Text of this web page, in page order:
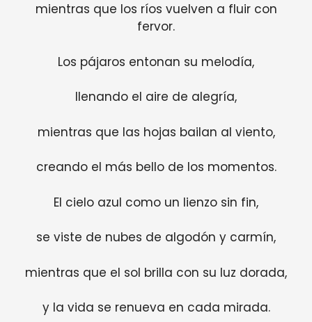
mientras que los ríos vuelven a fluir con
fervor.
Los pájaros entonan su melodía,
llenando el aire de alegría,
mientras que las hojas bailan al viento,
creando el más bello de los momentos.
El cielo azul como un lienzo sin fin,
se viste de nubes de algodón y carmín,
mientras que el sol brilla con su luz dorada,
y la vida se renueva en cada mirada.